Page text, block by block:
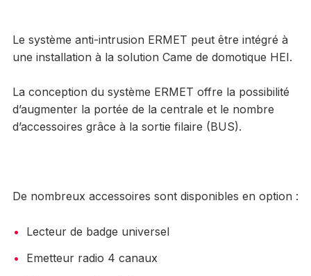
Le système anti-intrusion ERMET peut être intégré à
une installation à la solution Came de domotique HEI.
La conception du système ERMET offre la possibilité
d’augmenter la portée de la centrale et le nombre
d’accessoires grâce à la sortie filaire (BUS).
De nombreux accessoires sont disponibles en option :
Lecteur de badge universel
Emetteur radio 4 canaux